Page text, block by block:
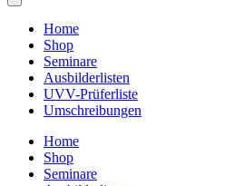
Home
Shop
Seminare
Ausbilderlisten
UVV-Prüferliste
Umschreibungen
Home
Shop
Seminare